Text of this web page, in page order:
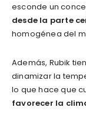
esconde un
desde la parte
homogénea del
Además, Rubik
dinamizar la
lo que hace que
favorecer la